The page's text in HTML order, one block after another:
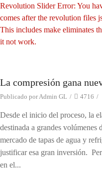
Revolution Slider Error: You
comes after the revolution files
This includes make eliminates
it not work.
1. In the Slider Settings ->
Includes To Body
option to true.
2. Find the double jquery.js
Noticias
La compresión gana
Publicado porAdmin GL / 4716 /
Desde el inicio del proceso, la
destinada a grandes
mercado de tapas de agua y
justificar esa gran inversión.
en el...